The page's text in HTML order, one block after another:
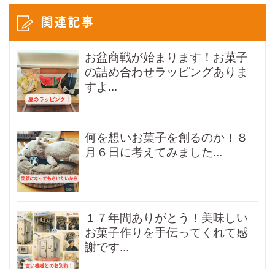
関連記事
お盆商戦が始まります！お菓子
の詰め合わせラッピングありま
すよ...
何を想いお菓子を創るのか！８
月６日に考えてみました...
１７年間ありがとう！美味しい
お菓子作りを手伝ってくれて感
謝です...